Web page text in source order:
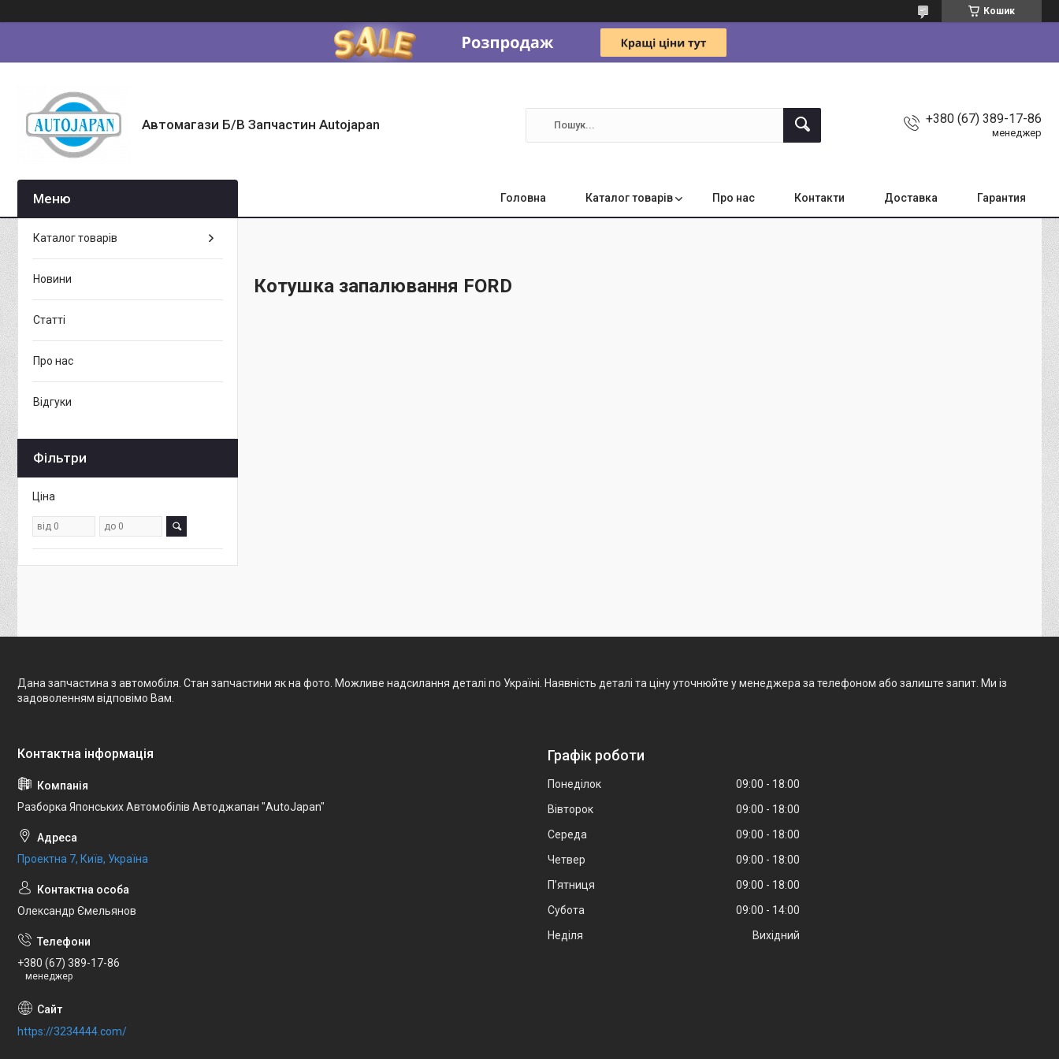
Кошик
Автомагази Б/В Запчастин Autojapan +380 (67) 389-17-86
менеджер
Головна Каталог товарів Про нас Контакти Доставка Гарантия
Котушка запалювання FORD
Каталог товарів
Новини
Статті
Про нас
Відгуки
Фільтри
Ціна
Дана запчастина з автомобіля. Стан запчастини як на фото. Можливе надсилання деталі по Україні. Наявність деталі та ціну уточнюйте у менеджера за телефоном або залиште запит. Ми із
задоволенням відповімо Вам.
Разборка Японських Автомобілів Автоджапан "AutoJapan"
Проектна 7, Київ, Україна
Олександр Ємельянов
+380 (67) 389-17-86
менеджер
https://3234444.com/
Графік роботи
Понеділок 09:00
18:00
Вівторок
09:00
18:00
Середа
09:00
18:00
Четвер
09:00
18:00
Пʼятниця
09:00
18:00
Субота
09:00
14:00
Неділя
Вихідний